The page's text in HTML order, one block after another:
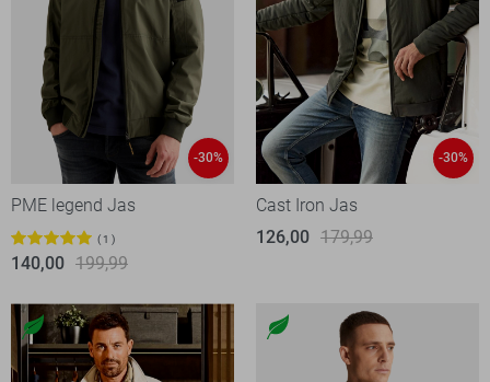
-30%
PME legend Jas
1
140,00 199,99
-30%
Cast Iron Jas
126,00 179,99